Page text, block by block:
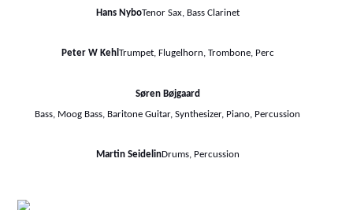
Hans NyboTenor Sax, Bass Clarinet
Peter W Kehl Trumpet, Flugelhorn, Trombone, Perc
Søren Bøjgaard
Bass, Moog Bass, Baritone Guitar, Synthesizer, Piano, Percussion
Martin SeidelinDrums, Percussion